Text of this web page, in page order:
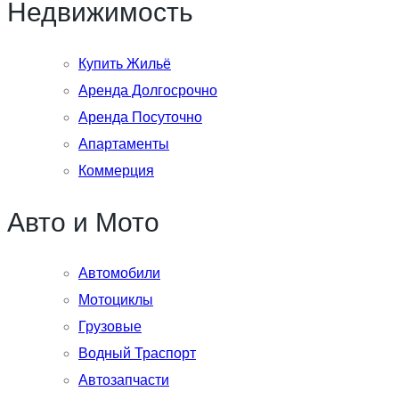
Недвижимость
Купить Жильё
Аренда Долгосрочно
Аренда Посуточно
Апартаменты
Коммерция
Авто и Мото
Автомобили
Мотоциклы
Грузовые
Водный Траспорт
Автозапчасти